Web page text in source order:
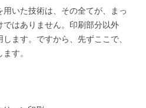
いた技術は、その全てが、まっ
はありません。印刷部分以外
ます。ですから、先ずここで、
す。